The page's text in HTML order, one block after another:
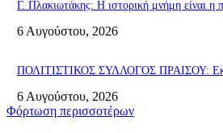
Γ. Πλακιωτάκης: Η ιστορική μνήμη είναι η
6 Αυγούστου, 2026
ΠΟΛΙΤΙΣΤΙΚΟΣ ΣΥΛΛΟΓΟΣ ΠΡΑΙΣΟΥ:
6 Αυγούστου, 2026
Φόρτωση περισσοτέρων